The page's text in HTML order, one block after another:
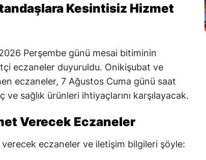
Kesintisiz Hizmet
Perşembe günü mesai bitiminin
eczaneler duyuruldu. Onikişubat ve
eczaneler, 7 Ağustos Cuma günü saat
sağlık ürünleri ihtiyaçlarını karşılayacak.
Verecek Eczaneler
eczaneler ve iletişim bilgileri şöyle: